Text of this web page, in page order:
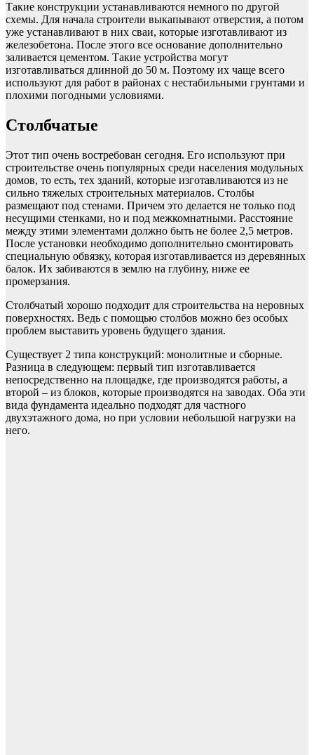
Такие конструкции устанавливаются немного по другой
схемы. Для начала строители выкапывают отверстия, а потом
уже устанавливают в них сваи, которые изготавливают из
железобетона. После этого все основание дополнительно
заливается цементом. Такие устройства могут
изготавливаться длинной до 50 м. Поэтому их чаще всего
используют для работ в районах с нестабильными грунтами и
плохими погодными условиями.
Столбчатые
Этот тип очень востребован сегодня. Его используют при
строительстве очень популярных среди населения модульных
домов, то есть, тех зданий, которые изготавливаются из не
сильно тяжелых строительных материалов. Столбы
размещают под стенами. Причем это делается не только под
несущими стенками, но и под межкомнатными. Расстояние
между этими элементами должно быть не более 2,5 метров.
После установки необходимо дополнительно смонтировать
специальную обвязку, которая изготавливается из деревянных
балок. Их забиваются в землю на глубину, ниже ее
промерзания.
Столбчатый хорошо подходит для строительства на неровных
поверхностях. Ведь с помощью столбов можно без особых
проблем выставить уровень будущего здания.
Существует 2 типа конструкций: монолитные и сборные.
Разница в следующем: первый тип изготавливается
непосредственно на площадке, где производятся работы, а
второй – из блоков, которые производятся на заводах. Оба эти
вида фундамента идеально подходят для частного
двухэтажного дома, но при условии небольшой нагрузки на
него.